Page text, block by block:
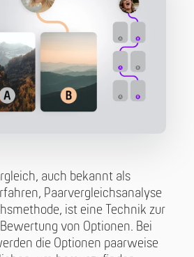
auch bekannt als
Paarvergleichsanalyse
ist eine Technik zur
von Optionen. Bei
die Optionen paarweise